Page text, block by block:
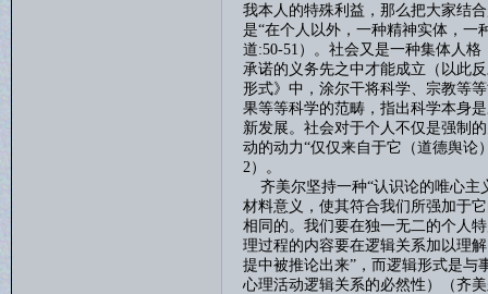
我本人的特殊利益，那么把大家结
是“在个人以外，一种精神实体，一
道:50-51 ）。社会又是一种集体人
承诺的义务先之中才能成立（以此
形式》中，涂尔干将科学、宗教等
果等等科学的范畴，指出科学本身
新发展。社会对于个人不仅是强制
动的动力“仅仅来自于它（道德舆论
2 ）。
齐美尔坚持一种“认识论的唯心主
材料意义，使其符合我们所强加于
相同的。我们要在独一无二的个人
理过程的内容要在逻辑关系加以理
提中被推论出来”，而逻辑形式是与
心理活动逻辑关系的必然性）（齐